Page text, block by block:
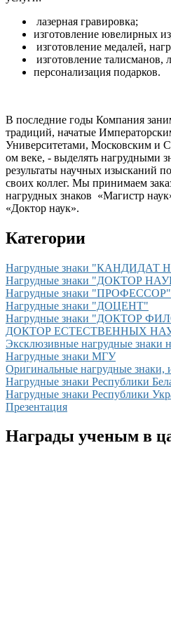
лазерная гравировка;
изготовление ювелирных
изготовление медалей,
изготовление талисманов,
персонализация подарков.
В последние годы Компания
традиций, начатые
Университетами, Московским и
ом веке, - выделять нагрудными
результаты научных изысканий
своих коллег. Мы принимаем
нагрудных знаков «Магистр
«Доктор наук».
Категории
Нагрудные знаки "КАНДИДАТ
Нагрудные знаки "ДОКТОР
Нагрудные знаки "ПРОФЕССОР"
Нагрудные знаки "ДОЦЕНТ"
Нагрудные знаки "ДОКТОР
ДОКТОР ЕСТЕСТВЕННЫХ
Эксклюзивные нагрудные знаки
Нагрудные знаки МГУ
Оригинальные нагрудные знаки,
Нагрудные знаки Республики
Нагрудные знаки Республики
Презентация
Награды ученым в